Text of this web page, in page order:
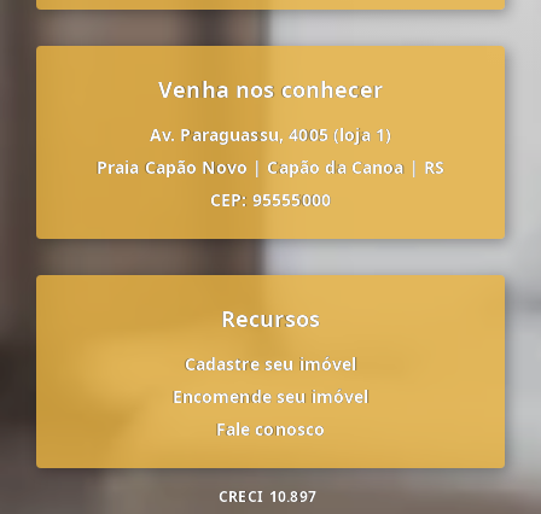
Venha nos conhecer
Av. Paraguassu, 4005 (loja 1)
Praia Capão Novo | Capão da Canoa | RS
CEP: 95555000
Recursos
Cadastre seu imóvel
Encomende seu imóvel
Fale conosco
CRECI 10.897